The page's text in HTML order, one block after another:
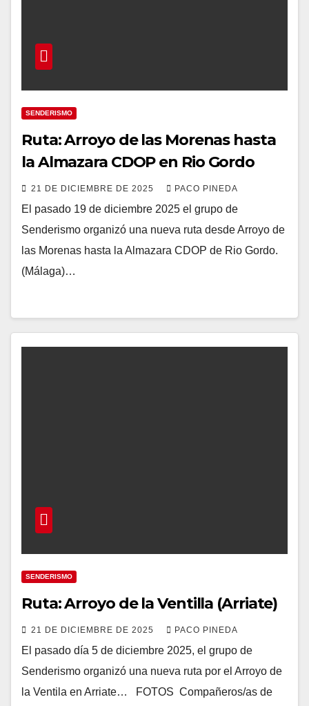
SENDERISMO
Ruta: Arroyo de las Morenas hasta
la Almazara CDOP en Rio Gordo
21 DE DICIEMBRE DE 2025 PACO PINEDA
El pasado 19 de diciembre 2025 el grupo de
Senderismo organizó una nueva ruta desde Arroyo de
las Morenas hasta la Almazara CDOP de Rio Gordo.
(Málaga)…
SENDERISMO
Ruta: Arroyo de la Ventilla (Arriate)
21 DE DICIEMBRE DE 2025 PACO PINEDA
El pasado día 5 de diciembre 2025, el grupo de
Senderismo organizó una nueva ruta por el Arroyo de
la Ventila en Arriate… FOTOS Compañeros/as de